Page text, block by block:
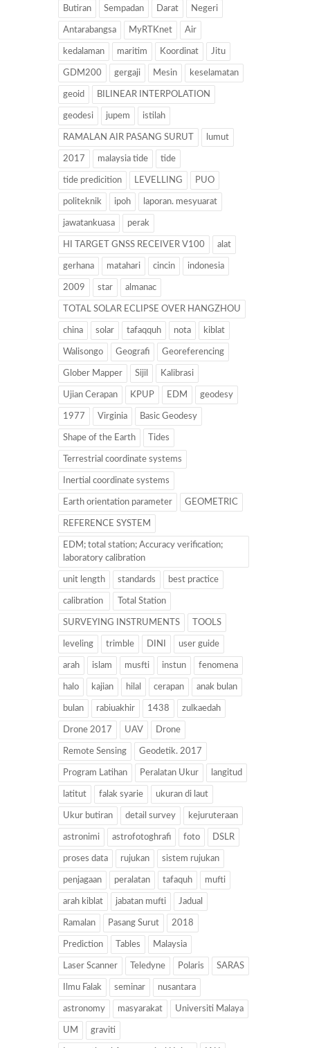
Butiran Sempadan Darat Negeri
Antarabangsa MyRTKnet Air
kedalaman maritim Koordinat Jitu
GDM200 gergaji Mesin keselamatan
geoid BILINEAR INTERPOLATION
geodesi jupem istilah
RAMALAN AIR PASANG SURUT lumut
2017 malaysia tide tide
tide predicition LEVELLING PUO
politeknik ipoh laporan. mesyuarat
jawatankuasa perak
HI TARGET GNSS RECEIVER V100 alat
gerhana matahari cincin indonesia
2009 star almanac
TOTAL SOLAR ECLIPSE OVER HANGZHOU
china solar tafaqquh nota kiblat
Walisongo Geografi Georeferencing
Glober Mapper Sijil Kalibrasi
Ujian Cerapan KPUP EDM geodesy
1977 Virginia Basic Geodesy
Shape of the Earth Tides
Terrestrial coordinate systems
Inertial coordinate systems
Earth orientation parameter GEOMETRIC
REFERENCE SYSTEM
EDM; total station; Accuracy verification;
laboratory calibration
unit length standards best practice
calibration Total Station
SURVEYING INSTRUMENTS TOOLS
leveling trimble DINI user guide
arah islam musfti instun fenomena
halo kajian hilal cerapan anak bulan
bulan rabiuakhir 1438 zulkaedah
Drone 2017 UAV Drone
Remote Sensing Geodetik. 2017
Program Latihan Peralatan Ukur langitud
latitut falak syarie ukuran di laut
Ukur butiran detail survey kejuruteraan
astronimi astrofotoghrafi foto DSLR
proses data rujukan sistem rujukan
penjagaan peralatan tafaquh mufti
arah kiblat jabatan mufti Jadual
Ramalan Pasang Surut 2018
Prediction Tables Malaysia
Laser Scanner Teledyne Polaris SARAS
Ilmu Falak seminar nusantara
astronomy masyarakat Universiti Malaya
UM graviti